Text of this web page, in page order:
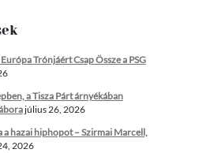
Trónjáért Csap Össze a PSG
a Tisza Párt árnyékában
július 26, 2026
a hazai hiphopot – Szirmai Marcell,
2026